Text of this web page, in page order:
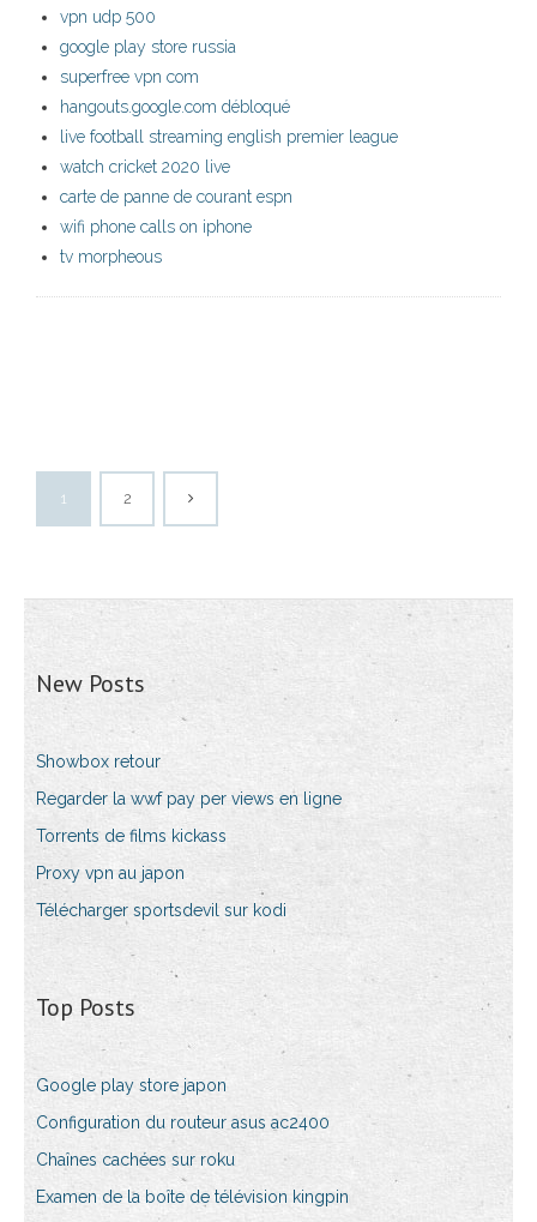
vpn udp 500
google play store russia
superfree vpn com
hangouts.google.com débloqué
live football streaming english premier league
watch cricket 2020 live
carte de panne de courant espn
wifi phone calls on iphone
tv morpheous
1 2
New Posts
Showbox retour
Regarder la wwf pay per views en ligne
Torrents de films kickass
Proxy vpn au japon
Télécharger sportsdevil sur kodi
Top Posts
Google play store japon
Configuration du routeur asus ac2400
Chaînes cachées sur roku
Examen de la boîte de télévision kingpin